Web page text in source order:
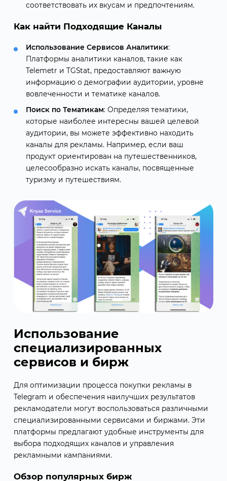
соответствовать их вкусам и предпочтениям.
Как найти Подходящие Каналы
Использование Сервисов Аналитики:
Платформы аналитики каналов, такие как
Telemetr и TGStat, предоставляют важную
информацию о демографии аудитории, уровне
вовлеченности и тематике каналов.
Поиск по Тематикам: Определяя тематики,
которые наиболее интересны вашей целевой
аудитории, вы можете эффективно находить
каналы для рекламы. Например, если ваш
продукт ориентирован на путешественников,
целесообразно искать каналы, посвященные
туризму и путешествиям.
Использование
специализированных
сервисов и бирж
Для оптимизации процесса покупки рекламы в
Telegram и обеспечения наилучших результатов
рекламодатели могут воспользоваться различными
специализированными сервисами и биржами. Эти
платформы предлагают удобные инструменты для
выбора подходящих каналов и управления
рекламными кампаниями.
Обзор популярных бирж